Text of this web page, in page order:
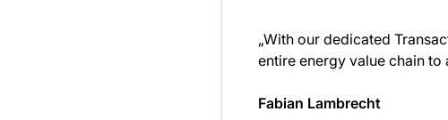
„With our dedicated
entire energy value chain to
Fabian Lambrecht